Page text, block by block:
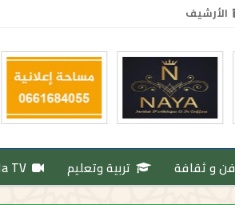
الأرشيف
فن و ثقافة تربية وتعليم TV